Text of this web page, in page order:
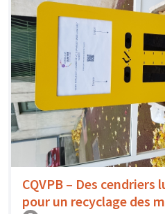
CQVPB – Des cendriers
pour un recyclage des